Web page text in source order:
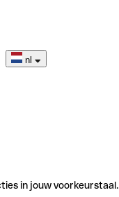
nl
in jouw voorkeurstaal.